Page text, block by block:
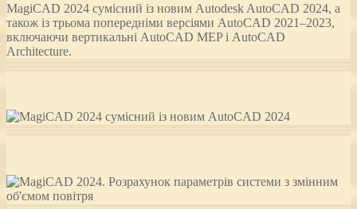
MagiCAD 2024 сумісний із новим Autodesk AutoCAD 2024, а
також із трьома попередніми версіями AutoCAD 2021–2023,
включаючи вертикальні AutoCAD MEP і AutoCAD
Architecture.